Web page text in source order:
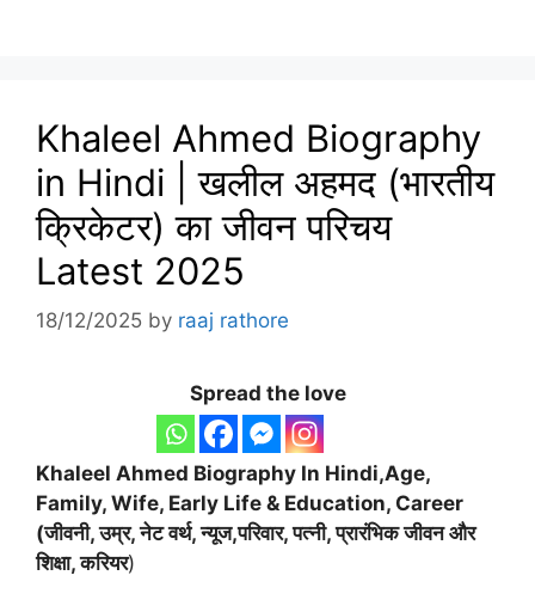
Khaleel Ahmed Biography
in Hindi | खलील अहमद (भारतीय
क्रिकेटर) का जीवन परिचय
Latest 2025
18/12/2025 by raaj rathore
Spread the love
Khaleel Ahmed Biography In Hindi,Age,
Family, Wife, Early Life & Education, Career
(जीवनी, उम्र, नेट वर्थ, न्यूज,परिवार, पत्नी, प्रारंभिक जीवन और
शिक्षा, करियर)